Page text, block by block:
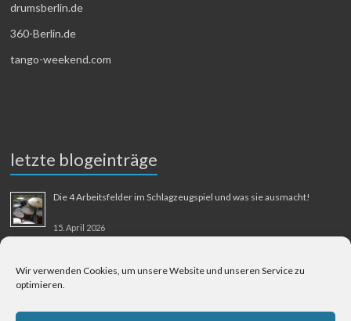
Wir verwenden Cookies, um unsere Website und unseren Service zu
optimieren.
drumsberlin.de
360-Berlin.de
tango-weekend.com
letzte blogeinträge
Die 4 Arbeitsfelder im Schlagzeugspiel und was sie ausmacht!
15. April 2026
31. August 2025